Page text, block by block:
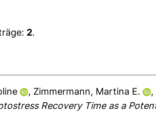
2.
, Zimmermann, Martina E.
,
Recovery Time as a